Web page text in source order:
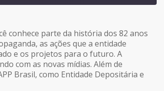
conhece parte da história dos 82 anos
as ações que a entidade
e os projetos para o futuro. A
com as novas mídias. Além de
Brasil, como Entidade Depositária e